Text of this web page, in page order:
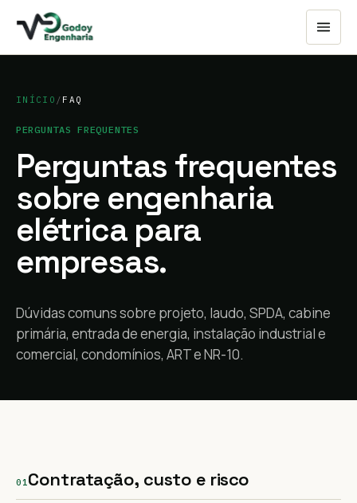
INÍCIO / FAQ
PERGUNTAS FREQUENTES
Perguntas frequentes
sobre engenharia
elétrica para
empresas.
Dúvidas comuns sobre projeto, laudo, SPDA, cabine
primária, entrada de energia, instalação industrial e
comercial, condomínios, ART e NR-10.
01Contratação, custo e risco